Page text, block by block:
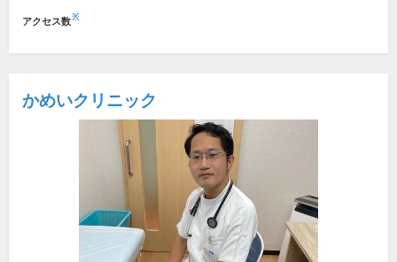
アクセス数※
かめいクリニック